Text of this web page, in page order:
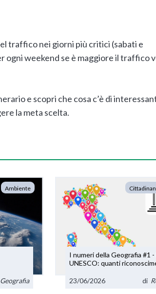
traffico nei giorni più critici (sabati e
ogni weekend se è maggiore il traffico
e scopri che cosa c’è di
la meta scelta.
Ambiente
I numeri della Geografia #1 - Patrimonio
UNESCO: quanti
23/06/2026 di